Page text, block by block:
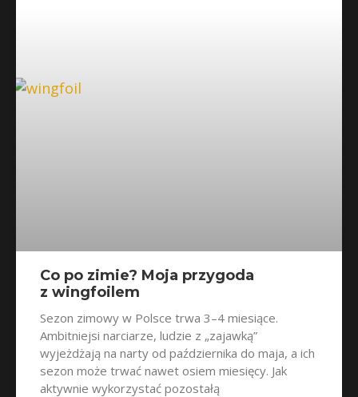
Co po zimie? Moja przygoda
z wingfoilem
Sezon zimowy w Polsce trwa 3–4 miesiące.
Ambitniejsi narciarze, ludzie z „zajawką”
wyjeżdżają na narty od października do maja, a ich
sezon może trwać nawet osiem miesięcy. Jak
aktywnie wykorzystać pozostałą